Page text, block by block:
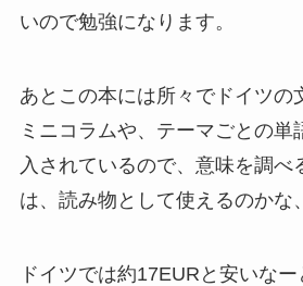
いので勉強になります。
あとこの本には所々でドイツの
ミニコラムや、テーマごとの単
入されているので、意味を調べ
は、読み物として使えるのかな
ドイツでは約17EURと安いな